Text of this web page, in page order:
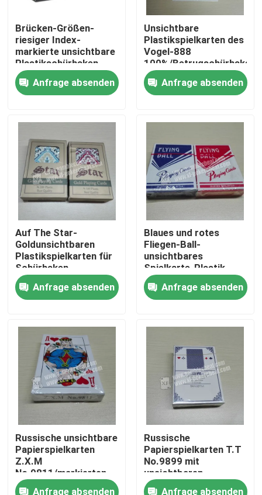
Zu Hause
Produkte
Videos
Über uns
Werksbesichtigung
Qualitätskontrolle
Kontakt mit uns
Bitte um ein Angebot
Unsichtbare Spielkarten
Brücken-Größen-
riesiger Index-
markierte unsichtbare
Plastikschürhaken-
Betrüger-Karte GYT
klassischer
Anfrage absenden
Unsichtbare
Plastikspielkarten des
Vogel-888
100%/Betrugschürhaken-
Karten
Anfrage absenden
Auf The Star-
Goldunsichtbaren
Plastikspielkarten für
Schürhaken-
Analysator
Anfrage absenden
Blaues und rotes
Fliegen-Ball-
unsichtbares
Spielkarte-Plastik-
UVinfrarot
Anfrage absenden
Russische unsichtbare
Papierspielkarten
Z.X.M
No.9811/markierten
Schürhaken-Karten
Anfrage absenden
Russische
Papierspielkarten T.T
No.9899 mit
unsichtbaren
Markierungen/Linsen
Anfrage absenden